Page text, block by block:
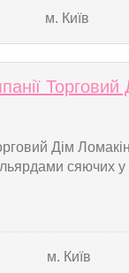
м. Київ
Торговий
Дім
сяючих у
м. Київ